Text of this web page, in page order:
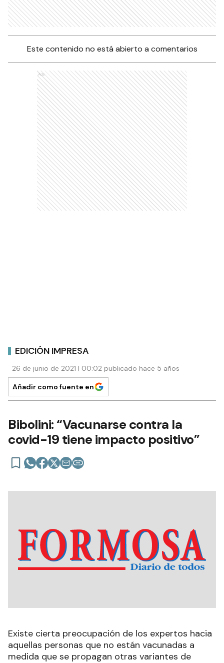
Este contenido no está abierto a comentarios
Ads
EDICIÓN IMPRESA
26 de junio de 2021 | 00:02 publicado hace 5 años
Añadir como fuente en
Bibolini: “Vacunarse contra la
covid-19 tiene impacto positivo”
Existe cierta preocupación de los expertos hacia
aquellas personas que no están vacunadas a
medida que se propagan otras variantes de